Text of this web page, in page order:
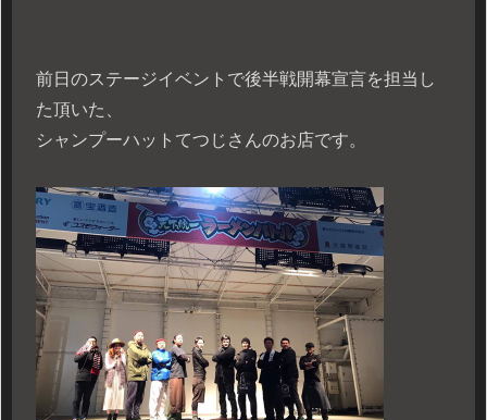
前日のステージイベントで後半戦開幕宣言を担当し
た頂いた、
シャンプーハットてつじさんのお店です。